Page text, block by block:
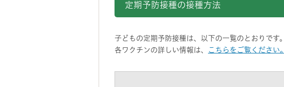
定期予防接種の接種方法
子どもの定期予防接種は、以下の一覧のとおりです。
各ワクチンの詳しい情報は、
こちらをご覧ください。